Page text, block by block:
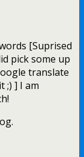
[Suprised
pick some up
translate
;) ] I am